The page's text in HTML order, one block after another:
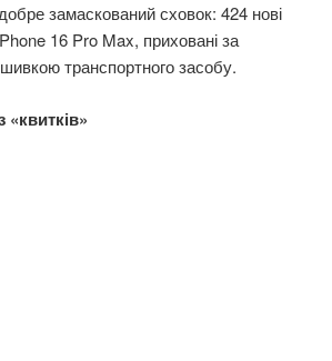
замаскований сховок: 424 нові
16 Pro Max, приховані за
транспортного засобу.
«квитків»